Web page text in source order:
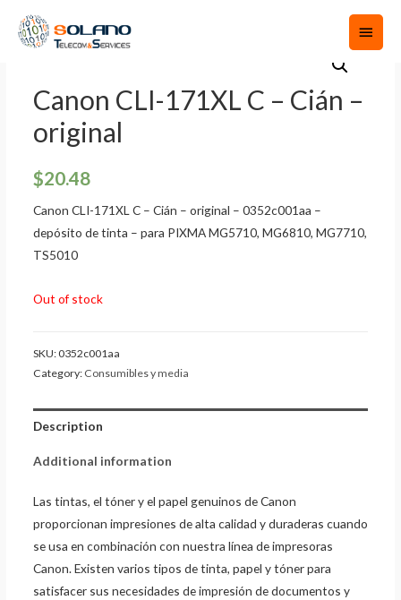
Canon CLI-171XL C – Cián –
original
$20.48
Canon CLI-171XL C – Cián – original – 0352c001aa –
depósito de tinta – para PIXMA MG5710, MG6810, MG7710,
TS5010
Out of stock
SKU:0352c001aa
Category: Consumibles y media
Description
Additional information
Las tintas, el tóner y el papel genuinos de Canon
proporcionan impresiones de alta calidad y duraderas cuando
se usa en combinación con nuestra línea de impresoras
Canon. Existen varios tipos de tinta, papel y tóner para
satisfacer sus necesidades de impresión de documentos y